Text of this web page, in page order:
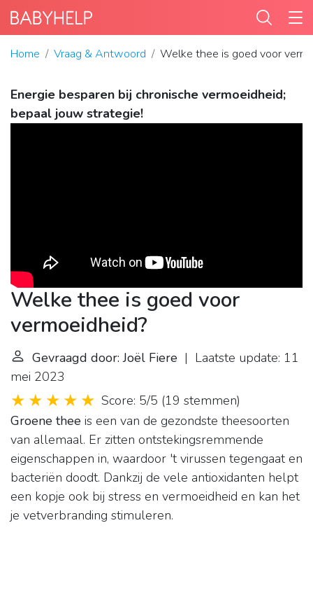
Home Vraag & Antwoord Welke thee is goed voor
Energie besparen bij chronische vermoeidheid;
bepaal jouw strategie!
Welke thee is goed voor
vermoeidheid?
Gevraagd door: Joël Fiere | Laatste update: 11
mei 2023
Score: 5/5 (19 stemmen)
Groene thee is een van de gezondste theesoorten
van allemaal. Er zitten ontstekingsremmende
eigenschappen in, waardoor 't virussen tegengaat en
bacteriën doodt. Dankzij de vele antioxidanten helpt
een kopje ook bij stress en vermoeidheid en kan het
je vetverbranding stimuleren.